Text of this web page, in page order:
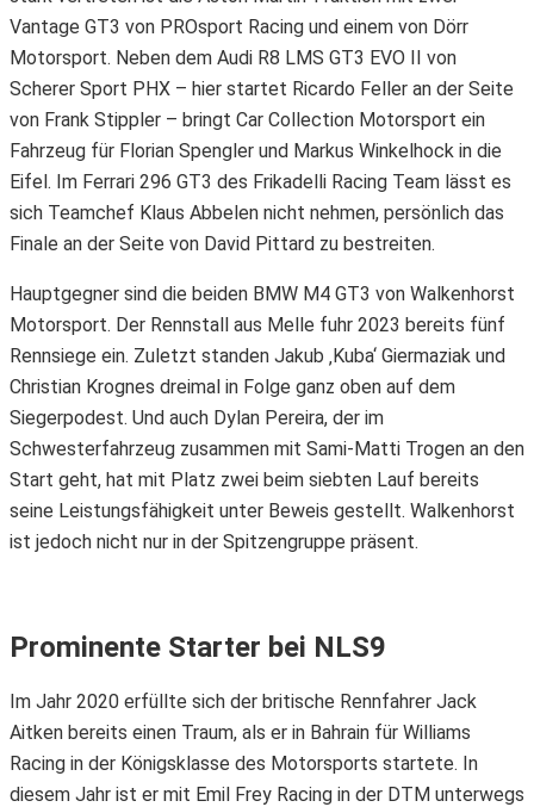
Vantage GT3 von PROsport Racing und einem von Dörr
Motorsport. Neben dem Audi R8 LMS GT3 EVO II von
Scherer Sport PHX – hier startet Ricardo Feller an der Seite
von Frank Stippler – bringt Car Collection Motorsport ein
Fahrzeug für Florian Spengler und Markus Winkelhock in die
Eifel. Im Ferrari 296 GT3 des Frikadelli Racing Team lässt es
sich Teamchef Klaus Abbelen nicht nehmen, persönlich das
Finale an der Seite von David Pittard zu bestreiten.
Hauptgegner sind die beiden BMW M4 GT3 von Walkenhorst
Motorsport. Der Rennstall aus Melle fuhr 2023 bereits fünf
Rennsiege ein. Zuletzt standen Jakub ‚Kuba‘ Giermaziak und
Christian Krognes dreimal in Folge ganz oben auf dem
Siegerpodest. Und auch Dylan Pereira, der im
Schwesterfahrzeug zusammen mit Sami-Matti Trogen an den
Start geht, hat mit Platz zwei beim siebten Lauf bereits
seine Leistungsfähigkeit unter Beweis gestellt. Walkenhorst
ist jedoch nicht nur in der Spitzengruppe präsent.
Prominente Starter bei NLS9
Im Jahr 2020 erfüllte sich der britische Rennfahrer Jack
Aitken bereits einen Traum, als er in Bahrain für Williams
Racing in der Königsklasse des Motorsports startete. In
diesem Jahr ist er mit Emil Frey Racing in der DTM unterwegs